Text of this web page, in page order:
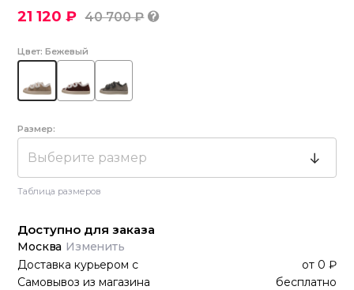
21 120 ₽ 40 700 ₽
Цвет: Бежевый
Размер:
Выберите размер
Таблица размеров
Доступно для заказа
Москва Изменить
Доставка курьером с от 0 ₽
Самовывоз из магазина
бесплатно